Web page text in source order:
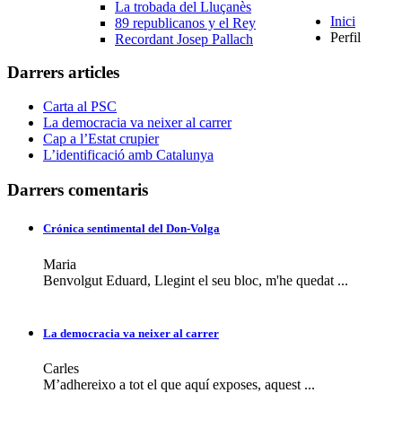
La trobada del Lluçanès
89 republicanos y el Rey
Recordant Josep Pallach
Inici
Perfil
Darrers articles
Carta al PSC
La democracia va neixer al carrer
Cap a l’Estat crupier
L’identificació amb Catalunya
Darrers comentaris
Crónica sentimental del Don-Volga
Maria
Benvolgut Eduard, Llegint el seu bloc, m'he quedat ...
La democracia va neixer al carrer
Carles
M’adhereixo a tot el que aquí exposes, aquest ...